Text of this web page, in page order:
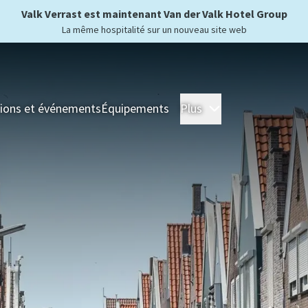
Valk Verrast est maintenant Van der Valk Hotel Group
La même hospitalité sur un nouveau site web
et événementsÉquipements Plus Hôtels